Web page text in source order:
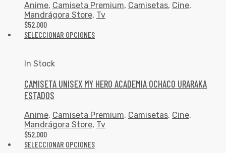
Anime, Camiseta Premium, Camisetas, Cine,
Mandrágora Store, Tv
$52,000
SELECCIONAR OPCIONES
In Stock
CAMISETA UNISEX MY HERO ACADEMIA OCHACO URARAKA
ESTADOS
Anime, Camiseta Premium, Camisetas, Cine,
Mandrágora Store, Tv
$52,000
SELECCIONAR OPCIONES